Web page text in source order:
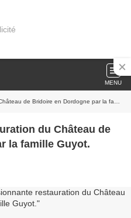
MENU
de Bridoire en Dordogne par la famille Guyot.
du Château de
la famille Guyot.